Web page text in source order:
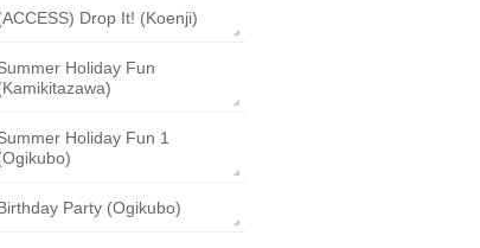
Drop It! (Koenji)
Holiday Fun
Holiday Fun 1
Party (Ogikubo)